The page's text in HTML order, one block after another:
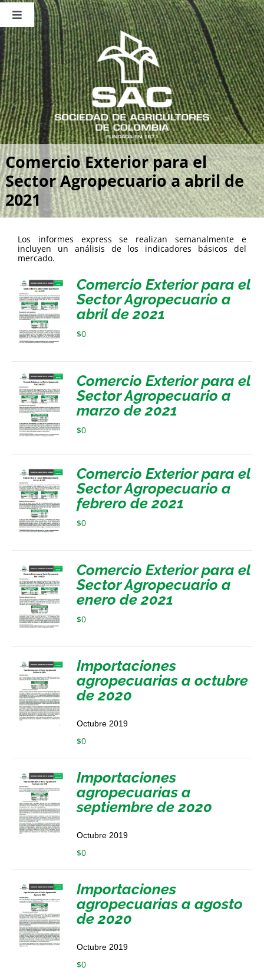
Saltar
contenido
Toggle
Navigation
Nosotros
Publicaciones
Sala de Prensa
Eventos
Comercio Exterior para el
Sector Agropecuario a abril de
2021
Los informes express se realizan semanalmente e
incluyen un análisis de los indicadores básicos del
mercado.
Comercio Exterior para el
Sector Agropecuario a
abril de 2021
$0
Comercio Exterior para el
Sector Agropecuario a
marzo de 2021
$0
Comercio Exterior para el
Sector Agropecuario a
febrero de 2021
$0
Comercio Exterior para el
Sector Agropecuario a
enero de 2021
$0
Importaciones
agropecuarias a octubre
de 2020
Octubre 2019
$0
Importaciones
agropecuarias a
septiembre de 2020
Octubre 2019
$0
Importaciones
agropecuarias a agosto
de 2020
Octubre 2019
$0